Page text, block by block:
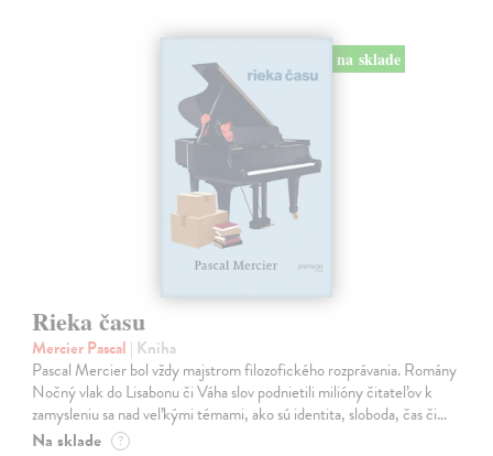
na sklade
Rieka času
Mercier Pascal | Kniha
Pascal Mercier bol vždy majstrom filozofického rozprávania. Romány
Nočný vlak do Lisabonu či Váha slov podnietili milióny čitateľov k
zamysleniu sa nad veľkými témami, ako sú identita, sloboda, čas či…
Na sklade ?